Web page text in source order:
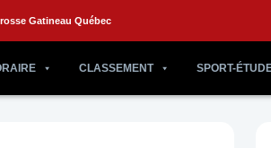
Gatineau Québec
CLASSEMENT SPORT-